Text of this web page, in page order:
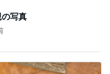
写真